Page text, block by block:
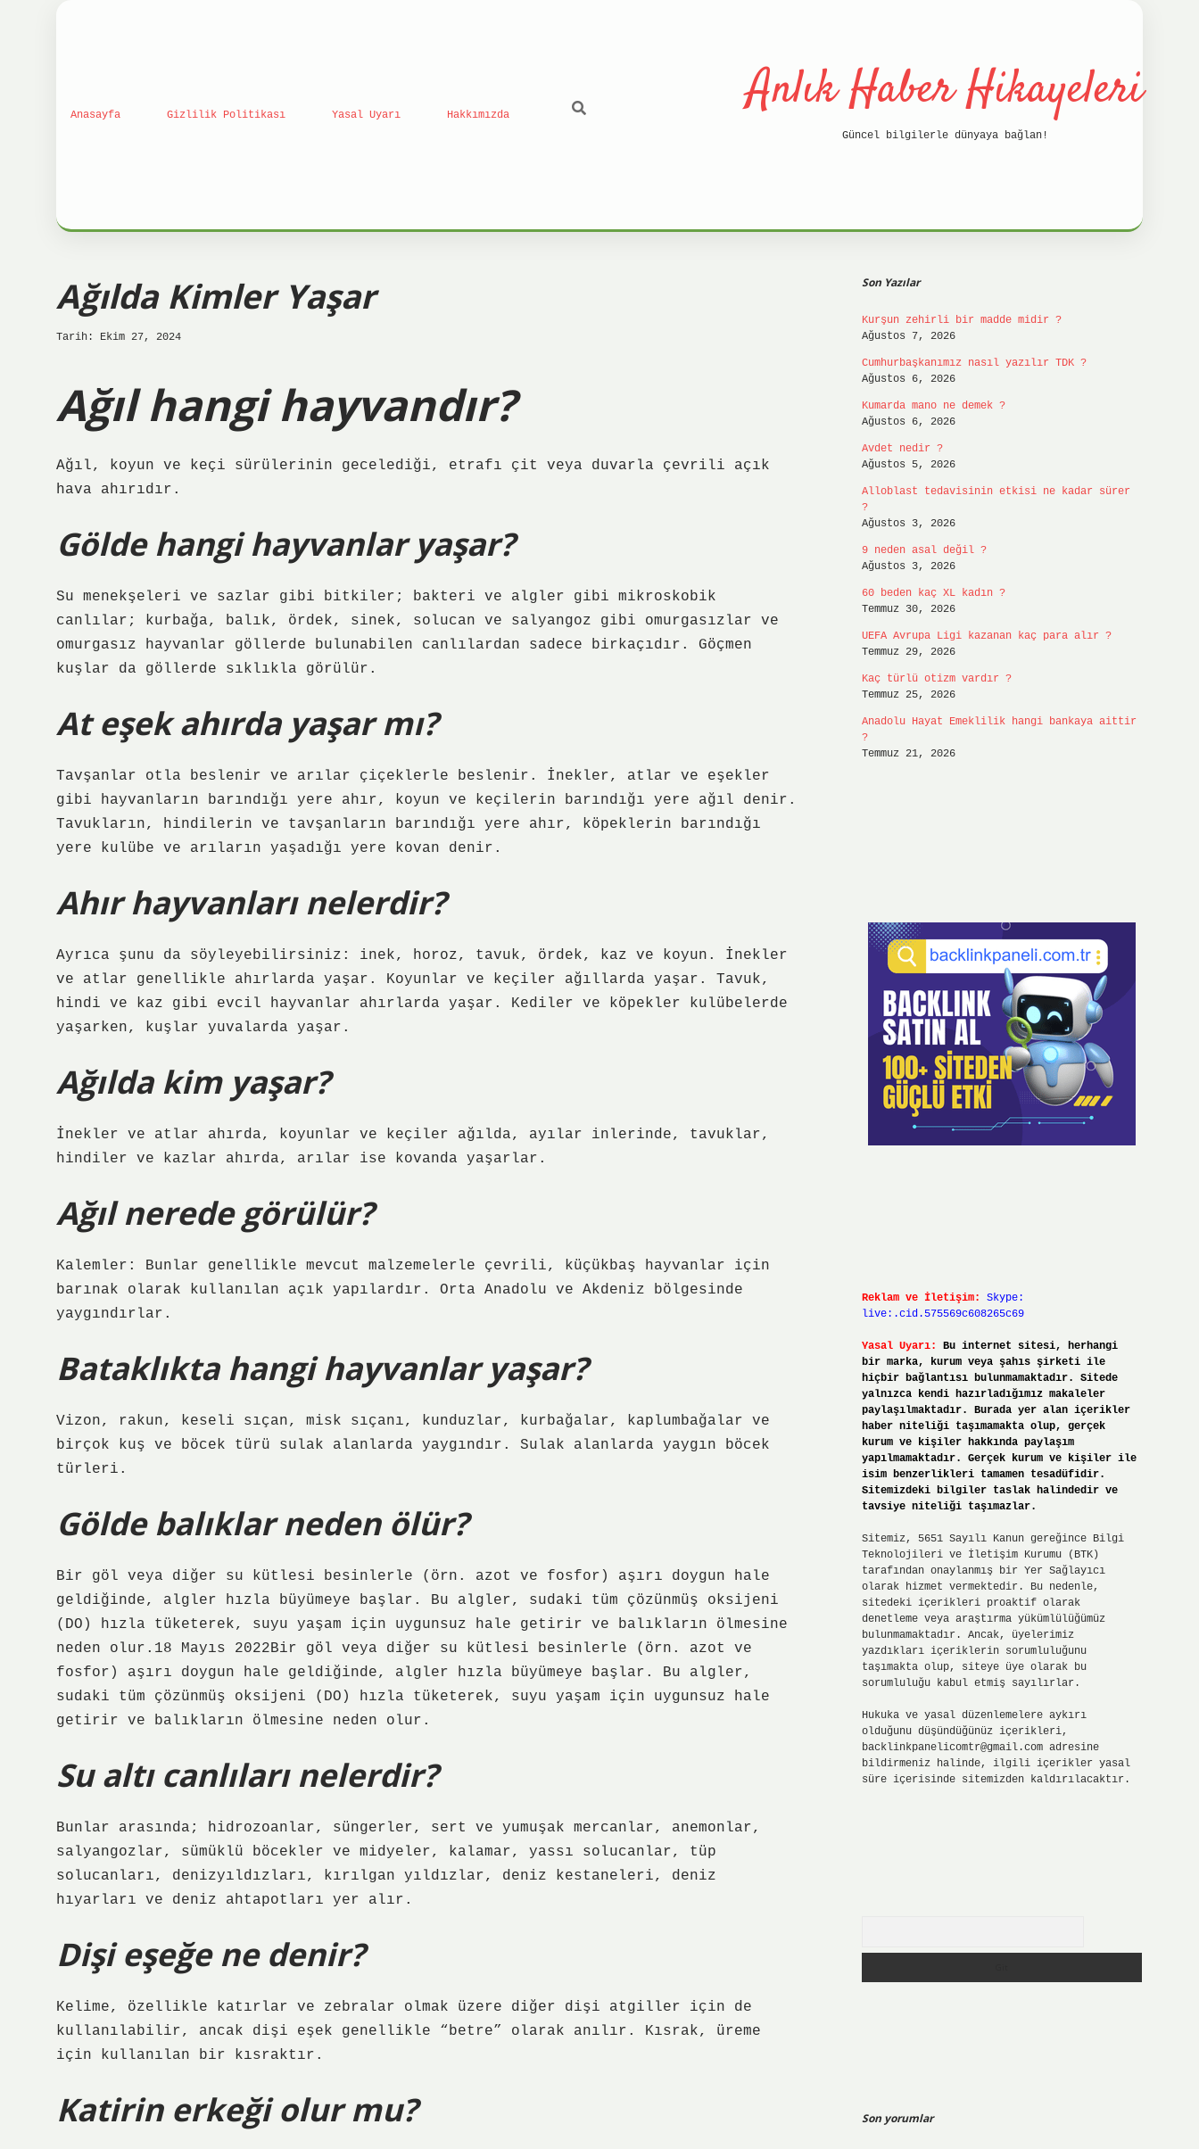
Anasayfa Gizlilik Politikası Yasal Uyarı Hakkımızda Anlık Haber Hikayeleri
Güncel bilgilerle dünyaya bağlan!
Ağılda Kimler Yaşar
Tarih: Ekim 27, 2024
Ağıl hangi hayvandır?
Ağıl, koyun ve keçi sürülerinin gecelediği, etrafı çit veya duvarla çevrili açık
hava ahırıdır.
Gölde hangi hayvanlar yaşar?
Su menekşeleri ve sazlar gibi bitkiler; bakteri ve algler gibi mikroskobik
canlılar; kurbağa, balık, ördek, sinek, solucan ve salyangoz gibi omurgasızlar ve
omurgasız hayvanlar göllerde bulunabilen canlılardan sadece birkaçıdır. Göçmen
kuşlar da göllerde sıklıkla görülür.
At eşek ahırda yaşar mı?
Tavşanlar otla beslenir ve arılar çiçeklerle beslenir. İnekler, atlar ve eşekler
gibi hayvanların barındığı yere ahır, koyun ve keçilerin barındığı yere ağıl denir.
Tavukların, hindilerin ve tavşanların barındığı yere ahır, köpeklerin barındığı
yere kulübe ve arıların yaşadığı yere kovan denir.
Ahır hayvanları nelerdir?
Ayrıca şunu da söyleyebilirsiniz: inek, horoz, tavuk, ördek, kaz ve koyun. İnekler
ve atlar genellikle ahırlarda yaşar. Koyunlar ve keçiler ağıllarda yaşar. Tavuk,
hindi ve kaz gibi evcil hayvanlar ahırlarda yaşar. Kediler ve köpekler kulübelerde
yaşarken, kuşlar yuvalarda yaşar.
Ağılda kim yaşar?
İnekler ve atlar ahırda, koyunlar ve keçiler ağılda, ayılar inlerinde, tavuklar,
hindiler ve kazlar ahırda, arılar ise kovanda yaşarlar.
Ağıl nerede görülür?
Kalemler: Bunlar genellikle mevcut malzemelerle çevrili, küçükbaş hayvanlar için
barınak olarak kullanılan açık yapılardır. Orta Anadolu ve Akdeniz bölgesinde
yaygındırlar.
Bataklıkta hangi hayvanlar yaşar?
Vizon, rakun, keseli sıçan, misk sıçanı, kunduzlar, kurbağalar, kaplumbağalar ve
birçok kuş ve böcek türü sulak alanlarda yaygındır. Sulak alanlarda yaygın böcek
türleri.
Gölde balıklar neden ölür?
Bir göl veya diğer su kütlesi besinlerle (örn. azot ve fosfor) aşırı doygun hale
geldiğinde, algler hızla büyümeye başlar. Bu algler, sudaki tüm çözünmüş oksijeni
(DO) hızla tüketerek, suyu yaşam için uygunsuz hale getirir ve balıkların ölmesine
neden olur.18 Mayıs 2022Bir göl veya diğer su kütlesi besinlerle (örn. azot ve
fosfor) aşırı doygun hale geldiğinde, algler hızla büyümeye başlar. Bu algler,
sudaki tüm çözünmüş oksijeni (DO) hızla tüketerek, suyu yaşam için uygunsuz hale
getirir ve balıkların ölmesine neden olur.
Su altı canlıları nelerdir?
Bunlar arasında; hidrozoanlar, süngerler, sert ve yumuşak mercanlar, anemonlar,
salyangozlar, sümüklü böcekler ve midyeler, kalamar, yassı solucanlar, tüp
solucanları, denizyıldızları, kırılgan yıldızlar, deniz kestaneleri, deniz
hıyarları ve deniz ahtapotları yer alır.
Dişi eşeğe ne denir?
Kelime, özellikle katırlar ve zebralar olmak üzere diğer dişi atgiller için de
kullanılabilir, ancak dişi eşek genellikle “betre” olarak anılır. Kısrak, üreme
için kullanılan bir kısraktır.
Katirin erkeği olur mu?
Son Yazılar
Kurşun zehirli bir madde midir ?
Ağustos 7, 2026
Cumhurbaşkanımız nasıl yazılır TDK ?
Ağustos 6, 2026
Kumarda mano ne demek ?
Ağustos 6, 2026
Avdet nedir ?
Ağustos 5, 2026
Alloblast tedavisinin etkisi ne kadar sürer
?
Ağustos 3, 2026
9 neden asal değil ?
Ağustos 3, 2026
60 beden kaç XL kadın ?
Temmuz 30, 2026
UEFA Avrupa Ligi kazanan kaç para alır ?
Temmuz 29, 2026
Kaç türlü otizm vardır ?
Temmuz 25, 2026
Anadolu Hayat Emeklilik hangi bankaya aittir
?
Temmuz 21, 2026
Reklam ve İletişim:
Skype:
live:.cid.575569c608265c69
Yasal Uyarı:
Bu internet sitesi, herhangi
bir marka, kurum veya şahıs şirketi ile
hiçbir bağlantısı bulunmamaktadır. Sitede
yalnızca kendi hazırladığımız makaleler
paylaşılmaktadır. Burada yer alan içerikler
haber niteliği taşımamakta olup, gerçek
kurum ve kişiler hakkında paylaşım
yapılmamaktadır. Gerçek kurum ve kişiler ile
isim benzerlikleri tamamen tesadüfidir.
Sitemizdeki bilgiler taslak halindedir ve
tavsiye niteliği taşımazlar.
Sitemiz, 5651 Sayılı Kanun gereğince Bilgi
Teknolojileri ve İletişim Kurumu (BTK)
tarafından onaylanmış bir Yer Sağlayıcı
olarak hizmet vermektedir. Bu nedenle,
sitedeki içerikleri proaktif olarak
denetleme veya araştırma yükümlülüğümüz
bulunmamaktadır. Ancak, üyelerimiz
yazdıkları içeriklerin sorumluluğunu
taşımakta olup, siteye üye olarak bu
sorumluluğu kabul etmiş sayılırlar.
Hukuka ve yasal düzenlemelere aykırı
olduğunu düşündüğünüz içerikleri,
backlinkpanelicomtr@gmail.comadresine
bildirmeniz halinde, ilgili içerikler yasal
süre içerisinde sitemizden kaldırılacaktır.
Son yorumlar